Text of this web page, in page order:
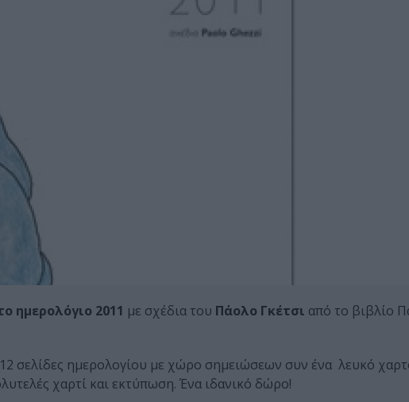
ημερολόγιο 2011 με σχέδια του Πάολο Γκέτσι από το βιβλίο
σελίδες ημερολογίου με χώρο σημειώσεων συν ένα λευκό
χαρτί και εκτύπωση. Ένα ιδανικό δώρο!